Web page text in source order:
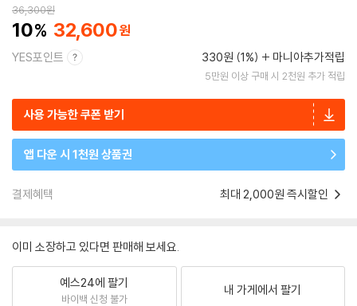
36,300원
10 32,600
YES포인트 330원 (1%) 마니아추가적립
5만원 이상 구매 시 2천원 추가 적립
사용 가능한 쿠폰 받기
앱 다운 시 1천원 상품권
결제혜택 최대 2,000원 즉시할인
이미 소장하고 있다면 판매해 보세요.
예스24에 팔기
바이백 신청 불가
내 가게에서 팔기